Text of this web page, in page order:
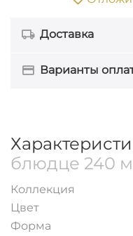
Доставка
Варианты
блюдце 240
(OLD: 880105)
Коллекция
Цвет
Форма